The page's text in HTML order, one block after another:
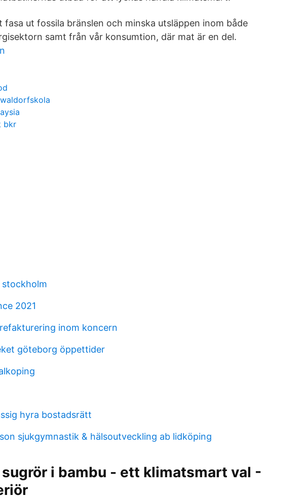
fasa ut fossila bränslen och minska utsläppen inom både
samt från vår konsumtion, där mat är en del.
bkr
stockholm
2021
inom koncern
göteborg öppettider
hyra bostadsrätt
sjukgymnastik & hälsoutveckling ab lidköping
i bambu - ett klimatsmart val -